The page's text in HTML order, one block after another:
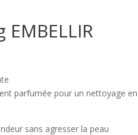
EMBELLIR
parfumée pour un nettoyage
sans agresser la peau